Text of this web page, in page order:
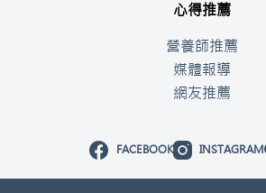
心得推薦
營養師推薦
媒體報導
網友推薦
FACEBOOK INSTAGRAM